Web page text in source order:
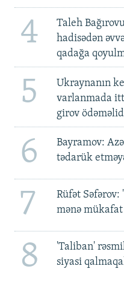
4
Taleh
hadisədən
qadağa
5
Ukraynanın
varlanmada
girov
6
Bayramov:
tədarük
7
Rüfət Səfərov:
mənə
8
'Taliban'
siyasi